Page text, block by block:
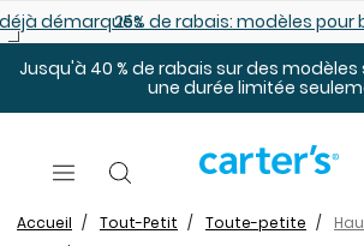
démarqués25% de rabais: modèles pour
Jusqu'à 40 % de rabais sur des modèles
une durée limitée
Accueil Tout-Petit Toute-petite